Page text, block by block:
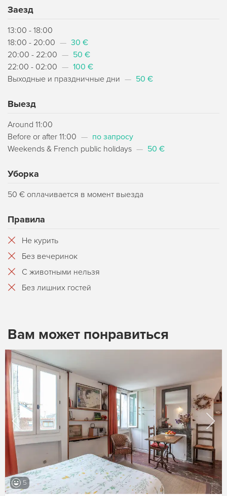
Заезд
13:00 - 18:00
18:00 - 20:00 — 30 €
20:00 - 22:00 — 50 €
22:00 - 02:00 — 100 €
Выходные и праздничные дни — 50 €
Выезд
Around 11:00
Before or after 11:00 — по запросу
Weekends & French public holidays — 50 €
Уборка
50 € оплачивается в момент выезда
Правила
Не курить
Без вечеринок
С животными нельзя
Без лишних гостей
Вам может понравиться
5